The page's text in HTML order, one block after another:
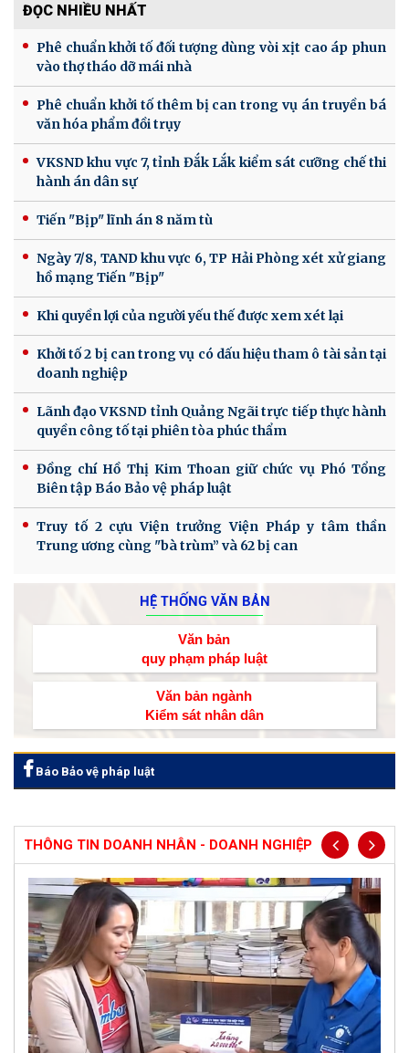
ĐỌC NHIỀU NHẤT
Phê chuẩn khởi tố đối tượng dùng vòi xịt cao áp phun
vào thợ tháo dỡ mái nhà
Phê chuẩn khởi tố thêm bị can trong vụ án truyền bá
văn hóa phẩm đồi trụy
VKSND khu vực 7, tỉnh Đắk Lắk kiểm sát cưỡng chế thi
hành án dân sự
Tiến "Bịp" lĩnh án 8 năm tù
Ngày 7/8, TAND khu vực 6, TP Hải Phòng xét xử giang
hồ mạng Tiến "Bịp"
Khi quyền lợi của người yếu thế được xem xét lại
Khởi tố 2 bị can trong vụ có dấu hiệu tham ô tài sản tại
doanh nghiệp
Lãnh đạo VKSND tỉnh Quảng Ngãi trực tiếp thực hành
quyền công tố tại phiên tòa phúc thẩm
Đồng chí Hồ Thị Kim Thoan giữ chức vụ Phó Tổng
Biên tập Báo Bảo vệ pháp luật
Truy tố 2 cựu Viện trưởng Viện Pháp y tâm thần
Trung ương cùng "bà trùm” và 62 bị can
HỆ THỐNG VĂN BẢN
Văn bản
quy phạm pháp luật
Văn bản ngành
Kiểm sát nhân dân
Báo Bảo vệ pháp luật
THÔNG TIN DOANH NHÂN - DOANH NGHIỆP